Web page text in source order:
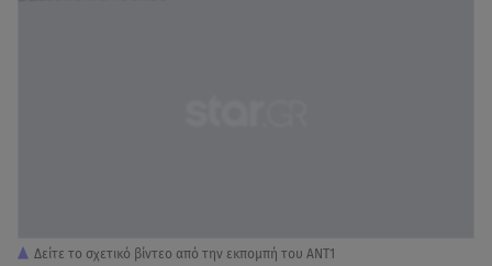
Δείτε το σχετικό βίντεο από την εκπομπή του ANT1